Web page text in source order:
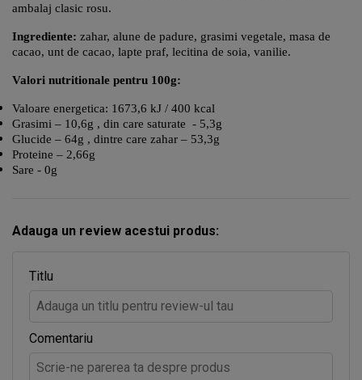
ambalaj clasic rosu.
Ingrediente: zahar, alune de padure, grasimi vegetale, masa de
cacao, unt de cacao, lapte praf, lecitina de soia, vanilie.
Valori nutritionale pentru 100g:
Valoare energetica: 1673,6 kJ / 400 kcal
Grasimi – 10,6g , din care saturate - 5,3g
Glucide – 64g , dintre care zahar – 53,3g
Proteine – 2,66g
Sare - 0g
Adauga un review acestui produs:
Titlu
Comentariu